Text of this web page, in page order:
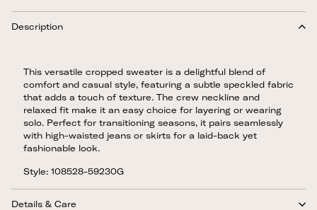
Description
This versatile cropped sweater is a delightful blend of
comfort and casual style, featuring a subtle speckled fabric
that adds a touch of texture. The crew neckline and
relaxed fit make it an easy choice for layering or wearing
solo. Perfect for transitioning seasons, it pairs seamlessly
with high-waisted jeans or skirts for a laid-back yet
fashionable look.
Style: 108528-59230G
Details & Care